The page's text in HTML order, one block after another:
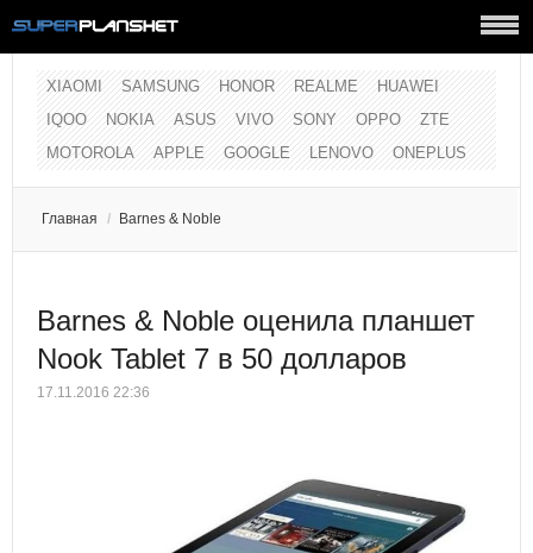
XIAOMI SAMSUNG HONOR REALME
HUAWEI
IQOO
NOKIA ASUS VIVO SONY OPPO
ZTE
MOTOROLA
APPLE GOOGLE LENOVO ONEPLUS
Главная / Barnes & Noble
Barnes & Noble оценила планшет
Nook Tablet 7 в 50 долларов
17.11.2016 22:36